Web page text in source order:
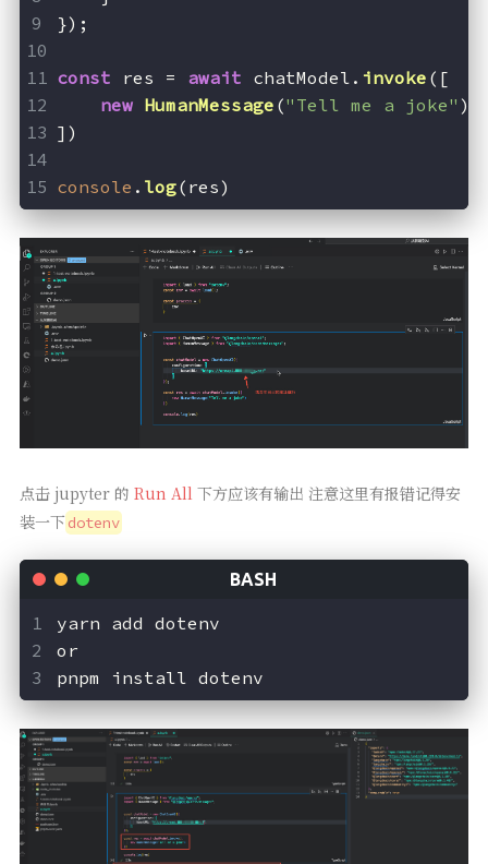
});
const res = await chatModel. invoke ([
new HumanMessage ("Tell me a joke" )
])
console . log(res)
点击 jupyter 的 Run All下方应该有输出 注意这里有报错记得安
装一下 dotenv
yarn add dotenv
or
pnpm install dotenv